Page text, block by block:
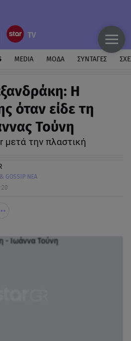
MEDIA ΜΟΔΑ ΣΥΝΤΑΓΕΣ
Η
όταν είδε τη
Τούνη
μετά την πλαστική
& GOSSIP ΝΕΑ